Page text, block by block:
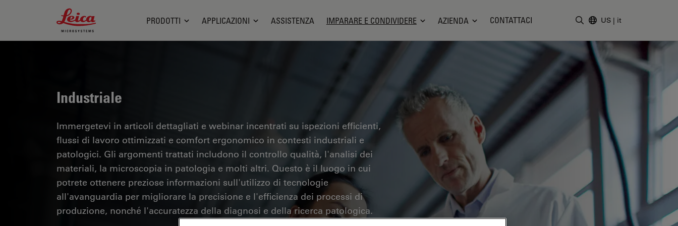
Leica Microsystems Logo
PRODOTTI APPLICAZIONI ASSISTENZA IMPARARE E CONDIVIDERE AZIENDA CONTATTACI US | it
Industriale
Immergetevi in articoli dettagliati e webinar incentrati su ispezioni efficienti,
flussi di lavoro ottimizzati e comfort ergonomico in contesti industriali e
patologici. Gli argomenti trattati includono il controllo qualità, l'analisi dei
materiali, la microscopia in patologia e molti altri. Questo è il luogo in cui
potrete ottenere preziose informazioni sull'utilizzo di tecnologie
all'avanguardia per migliorare la precisione e l'efficienza dei processi di
produzione, nonché l'accuratezza della diagnosi e della ricerca patologica.